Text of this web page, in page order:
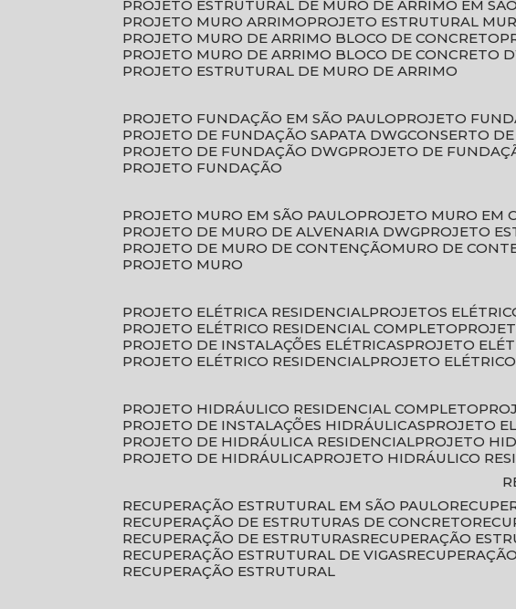
PROJETO ESTRUTURAL DE MURO DE ARRIMO EM
PROJETO MURO ARRIMO
PROJETO ESTRUTURAL
PROJETO MURO DE ARRIMO BLOCO DE CONCRETO
PROJETO MURO DE ARRIMO BLOCO DE CONCRETO
PROJETO ESTRUTURAL DE MURO DE ARRIMO
PROJETO FUNDAÇÃO EM SÃO PAULO
PROJETO
PROJETO DE FUNDAÇÃO SAPATA DWG CONSERTO
PROJETO DE FUNDAÇÃO DWG
PROJETO DE
PROJETO FUNDAÇÃO
PROJETO MURO EM SÃO PAULO
PROJETO MURO EM
PROJETO DE MURO DE ALVENARIA DWG
PROJETO
PROJETO DE MURO DE CONTENÇÃO
MURO DE
PROJETO MURO
PROJETO ELÉTRICA RESIDENCIAL
PROJETOS
PROJETO ELÉTRICO RESIDENCIAL COMPLETO
PROJETO DE INSTALAÇÕES ELÉTRICAS
PROJETO
PROJETO ELÉTRICO RESIDENCIAL
PROJETO ELÉTRICO
PROJETO HIDRÁULICO RESIDENCIAL COMPLETO
PROJETO DE INSTALAÇÕES HIDRÁULICAS
PROJETO
PROJETO DE HIDRÁULICA RESIDENCIAL
PROJETO
PROJETO DE HIDRÁULICA
PROJETO HIDRÁULICO
RECUPERAÇÃO ESTRUTURAL EM SÃO PAULO
RECUPERAÇÃO DE ESTRUTURAS DE CONCRETO
RECUPERAÇÃO DE ESTRUTURAS
RECUPERAÇÃO
RECUPERAÇÃO ESTRUTURAL DE VIGAS
RECUPERAÇÃO ESTRUTURAL